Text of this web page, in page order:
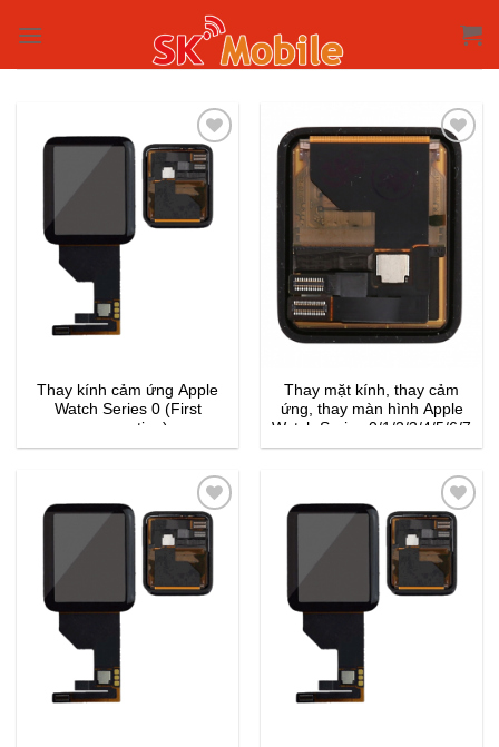
content
Thay kính cảm ứng Apple
Watch Series 0 (First
generation)
Thay mặt kính, thay cảm
ứng, thay màn hình Apple
Watch Series 0/1/2/3/4/5/6/7